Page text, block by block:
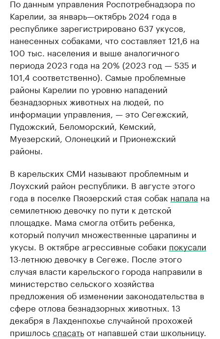
По данным управления Роспотребнадзора по
Карелии, за январь—октябрь 2024 года в
республике зарегистрировано 637 укусов,
нанесенных собаками, что составляет 121,6 на
100 тыс. населения и выше аналогичного
периода 2023 года на 20% (2023 год — 535 и
101,4 соответственно). Самые проблемные
районы Карелии по уровню нападений
безнадзорных животных на людей, по
информации управления, — это Сегежский,
Пудожский, Беломорский, Кемский,
Муезерский, Олонецкий и Прионежский
районы.
В карельских СМИ называют проблемным и
Лоухский район республики. В августе этого
года в поселке Пяозерский стая собак напала на
семилетнюю девочку по пути к детской
площадке. Мама смогла отбить ребенка,
который получил множественные царапины и
укусы. В октябре агрессивные собаки покусали
13-летнюю девочку в Сегеже. После этого
случая власти карельского города направили в
министерство сельского хозяйства
предложения об изменении законодательства в
сфере отлова безнадзорных животных. 13
декабря в Лахденпохье случайной прохожей
пришлосьспасатьот напавшей стаи школьницу.